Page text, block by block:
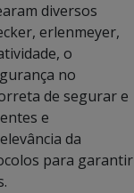
diversos
erlenmeyer,
o
no
de segurar e
e
da
para garantir